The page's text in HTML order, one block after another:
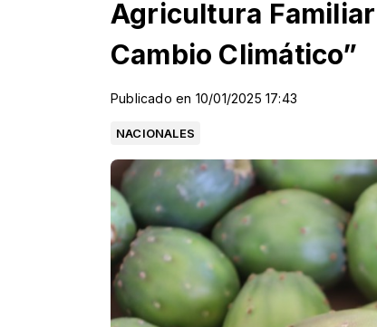
Agricultura
Cambio Climático”
Publicado en 10/01/2025 17:43
NACIONALES